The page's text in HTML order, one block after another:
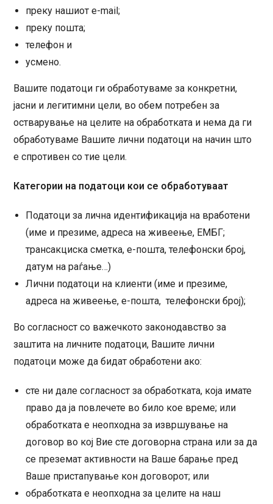
преку нашиот e-mail;
преку пошта;
телефон и
усмено.
Вашите податоци ги обработуваме за конкретни,
јасни и легитимни цели, во обем потребен за
остварување на целите на обработката и нема да ги
обработуваме Вашите лични податоци на начин што
е спротивен со тие цели.
Категории на податоци кои се обработуваат
Податоци за лична идентификација на вработени
(име и презиме, адреса на живеење, ЕМБГ;
трансакциска сметка, е-пошта, телефонски број,
датум на раѓање…)
Лични податоци на клиенти (име и презиме,
адреса на живеење, е-пошта, телефонски број);
Во согласност со важечкото законодавство за
заштита на личните податоци, Вашите лични
податоци може да бидат обработени ако:
сте ни дале согласност за обработката, која имате
право да ја повлечете во било кое време; или
обработката е неопходна за извршување на
договор во кој Вие сте договорна страна или за да
се преземат активности на Ваше барање пред
Ваше пристапување кон договорот; или
обработката е неопходна за целите на наш